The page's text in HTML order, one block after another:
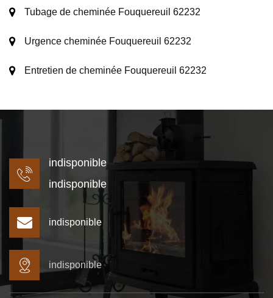
Tubage de cheminée Fouquereuil 62232
Urgence cheminée Fouquereuil 62232
Entretien de cheminée Fouquereuil 62232
indisponible
indisponible
indisponible
indisponible